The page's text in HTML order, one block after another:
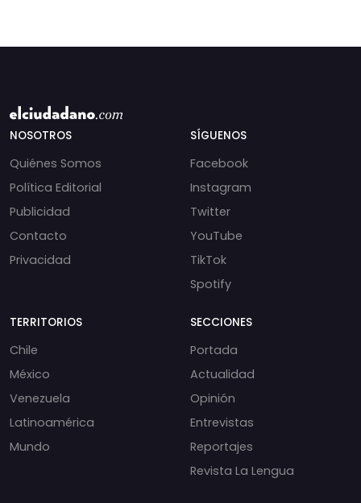
NOSOTROS
Quiénes Somos
Política Editorial
Publicidad
Contacto
Privacidad
SÍGUENOS
Facebook
Instagram
Twitter
YouTube
TikTok
Spotify
TERRITORIOS
Chile
México
Venezuela
Latinoamérica
Mundo
SECCIONES
Portada
Actualidad
Opinión
Entrevistas
Reportajes
Revista La Lengua